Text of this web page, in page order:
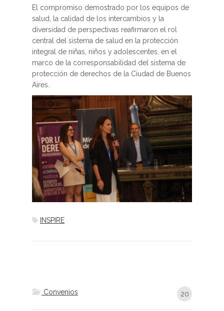
El compromiso demostrado por los equipos de
salud, la calidad de los intercambios y la
diversidad de perspectivas reafirmaron el rol
central del sistema de salud en la protección
integral de niñas, niños y adolescentes, en el
marco de la corresponsabilidad del sistema de
protección de derechos de la Ciudad de Buenos
Aires.
INSPIRE
Convenios 20